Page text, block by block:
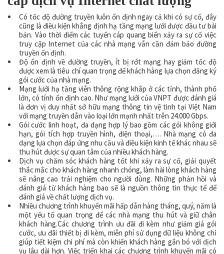
Có tốc độ đường truyền luôn ổn định ngay cả khi có sự cố, đây
cũng là điều kiện khẳng định hạ tầng mạng lưới được đầu tư bài
bản. Vào thời điểm các tuyến cáp quang biển xảy ra sự cố việc
truy cập Internet của các nhà mạng vẫn cần đảm bảo đường
truyền ổn định.
Độ ổn định về đường truyền, ít bị rớt mạng hay giảm tốc độ
được xem là tiêu chí quan trọng để khách hàng lựa chọn đăng ký
gói cước của nhà mạng.
Mạng lưới hạ tầng viễn thông rộng khắp ở các tỉnh, thành phố
lớn, có tính ổn định cao. Như mạng lưới của VNPT được đánh giá
là đơn vị duy nhất sở hữu mạng thông tin vệ tinh tại Việt Nam
với mạng truyền dẫn vào loại lớn mạnh nhất trên 24.000 Gbps.
Gói cước linh hoạt, đa dạng hợp lý bao gồm các gói không giới
hạn, gói tích hợp truyền hình, điện thoại,…. Nhà mạng có đa
dạng lựa chọn đáp ứng nhu cầu và điều kiện kinh tế khác nhau sẽ
thu hút được sự quan tâm của nhiều khách hàng.
Dịch vụ chăm sóc khách hàng tốt khi xảy ra sự cố, giải quyết
thắc mắc cho khách hàng nhanh chóng, làm hài lòng khách hàng
sẽ nâng cao trải nghiệm cho người dùng. Những phản hồi và
đánh giá từ khách hàng bao sẽ là nguồn thông tin thực tế để
đánh giá về chất lượng dịch vụ.
Nhiều chương trình khuyến mãi hấp dẫn hàng tháng, quý, năm là
một yếu tố quan trọng để các nhà mạng thu hút và giữ chân
khách hàng.Các chương trình ưu đãi đi kèm như giảm giá gói
cước, ưu đãi thiết bị đi kèm, miễn phí sử dụng dữ liệu không chỉ
giúp tiết kiệm chi phí mà còn khiến khách hàng gắn bó với dịch
vụ lâu dài hơn. Việc triển khai các chương trình khuyến mãi có